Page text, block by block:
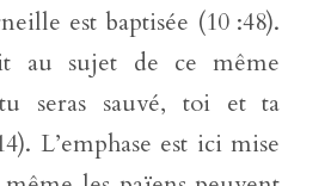
est baptisée (10 :48).
au sujet de ce même
seras sauvé, toi et ta
L’emphase est ici mise